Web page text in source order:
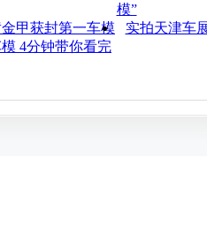
模”
甲获封第一车模
实拍天津车
4分钟带你看完